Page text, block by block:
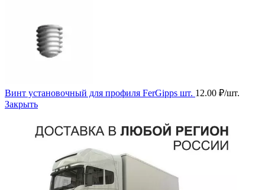
Винт установочный для профиля FerGipps шт. 12.00 ₽/шт.
Закрыть